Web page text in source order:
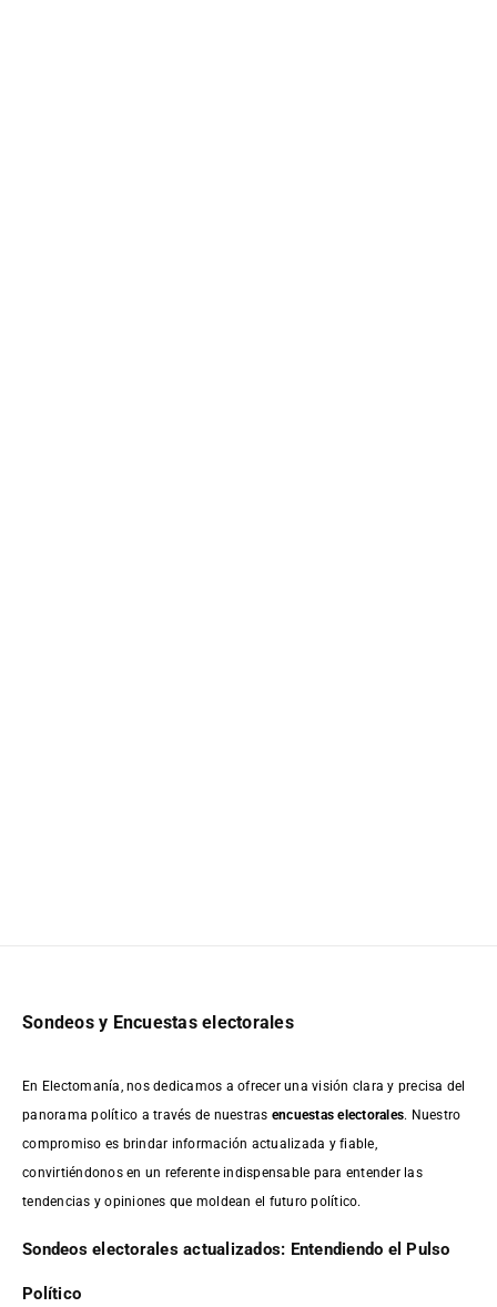
Sondeos y Encuestas electorales
En Electomanía, nos dedicamos a ofrecer una visión clara y precisa del
panorama político a través de nuestras encuestas electorales. Nuestro
compromiso es brindar información actualizada y fiable,
convirtiéndonos en un referente indispensable para entender las
tendencias y opiniones que moldean el futuro político.
Sondeos electorales actualizados: Entendiendo el Pulso
Político